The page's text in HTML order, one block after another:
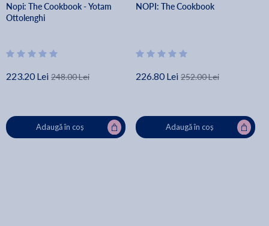
Nopi: The Cookbook - Yotam
Ottolenghi
223.20 Lei 248.00 Lei
Adaugă în coș
NOPI: The Cookbook
226.80 Lei 252.00 Lei
Adaugă în coș